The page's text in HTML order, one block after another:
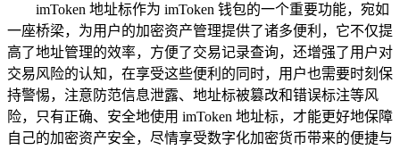
imToken 地址标作为 imToken 钱包的一个重要功能，宛如
一座桥梁，为用户的加密资产管理提供了诸多便利，它不仅提
高了地址管理的效率，方便了交易记录查询，还增强了用户对
交易风险的认知，在享受这些便利的同时，用户也需要时刻保
持警惕，注意防范信息泄露、地址标被篡改和错误标注等风
险，只有正确、安全地使用 imToken 地址标，才能更好地保障
自己的加密资产安全，尽情享受数字化加密货币带来的便捷与